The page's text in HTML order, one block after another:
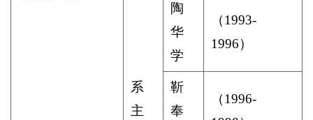
系
主
陶
华
学
（1993-
1996）
靳
奉
（1996-